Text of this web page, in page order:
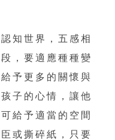
知世界，五感相
，要適應種種變
予更多的關懷與
子的心情，讓他
給予適當的空間
或撕碎紙，只要